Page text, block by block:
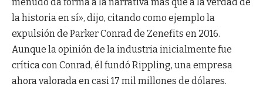
la historia en sí», dijo, citando como ejemplo la
expulsión de Parker Conrad de Zenefits en 2016.
Aunque la opinión de la industria inicialmente fue
crítica con Conrad, él fundó Rippling, una empresa
ahora valorada en casi 17 mil millones de dólares.